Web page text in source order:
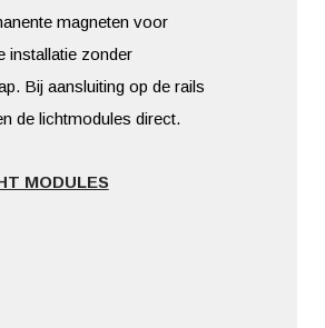
magneten voor
installatie zonder
Bij aansluiting op de rails
de lichtmodules direct.
MODULES